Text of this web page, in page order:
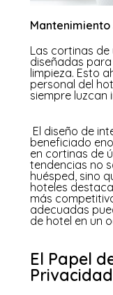
Las cortinas
diseñadas
limpieza. Esto
personal del
siempre luzcan
El diseño de
beneficiado
en cortinas de
tendencias no
huésped, sino
hoteles
más
adecuadas
de hotel en un
El Papel